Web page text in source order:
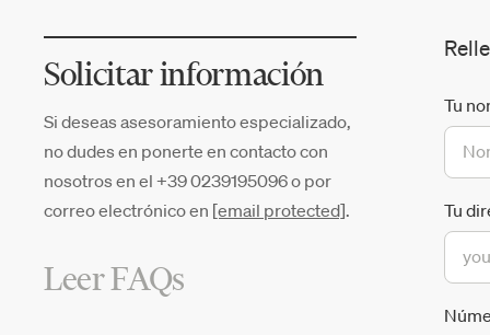
Solicitar información
Si deseas asesoramiento especializado,
no dudes en ponerte en contacto con
nosotros en el +39 0239195096 o por
correo electrónico en [email protected].
Leer FAQs
Tu
Tu